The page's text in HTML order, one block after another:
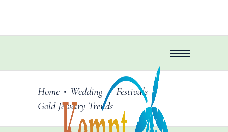
Home • Wedding •Festivals •
Gold Jewelry Trends